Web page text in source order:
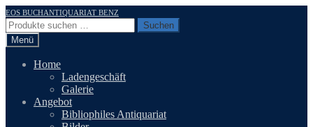
Zur
Navigation
springen
Zum
Inhalt
springen
EOS BUCHANTIQUARIAT BENZ
Suchen
nach:
Suchen
Menü
Home
Ladengeschäft
Galerie
Angebot
Bibliophiles Antiquariat